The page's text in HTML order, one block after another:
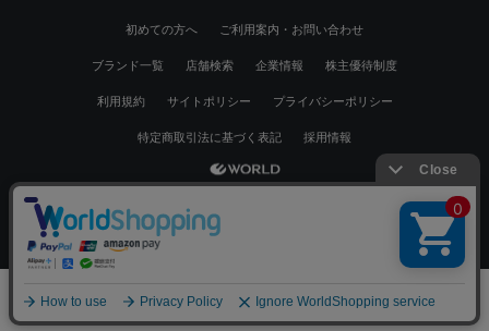
絞り込む
初めての方へ ご利用案内・お問い合わせ
ブランド一覧 店舗検索 企業情報 株主優待制度
利用規約 サイトポリシー プライバシーポリシー
特定商取引法に基づく表記 採用情報